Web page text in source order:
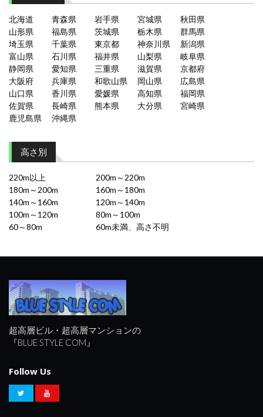
北海道 青森県 岩手県 宮城県
秋田県
山形県
福島県 茨城県 栃木県
群馬県
埼玉県
千葉県 東京都 神奈川県
新潟県
富山県
石川県 福井県 山梨県
岐阜県
静岡県
愛知県 三重県 滋賀県
京都府
大阪府
兵庫県 和歌山県 岡山県
広島県
山口県
香川県 愛媛県 高知県
福岡県
佐賀県
長崎県 熊本県 大分県
宮崎県
鹿児島県
沖縄県
高さ別
220m以上
200m～220m
180m～200m
160m～180m
140m～160m
120m～140m
100m～120m
80m～100m
60～80m
60m未満、高さ不明
超高層ビル・超高層マンションの
『BLUE STYLE COM』
Follow Us